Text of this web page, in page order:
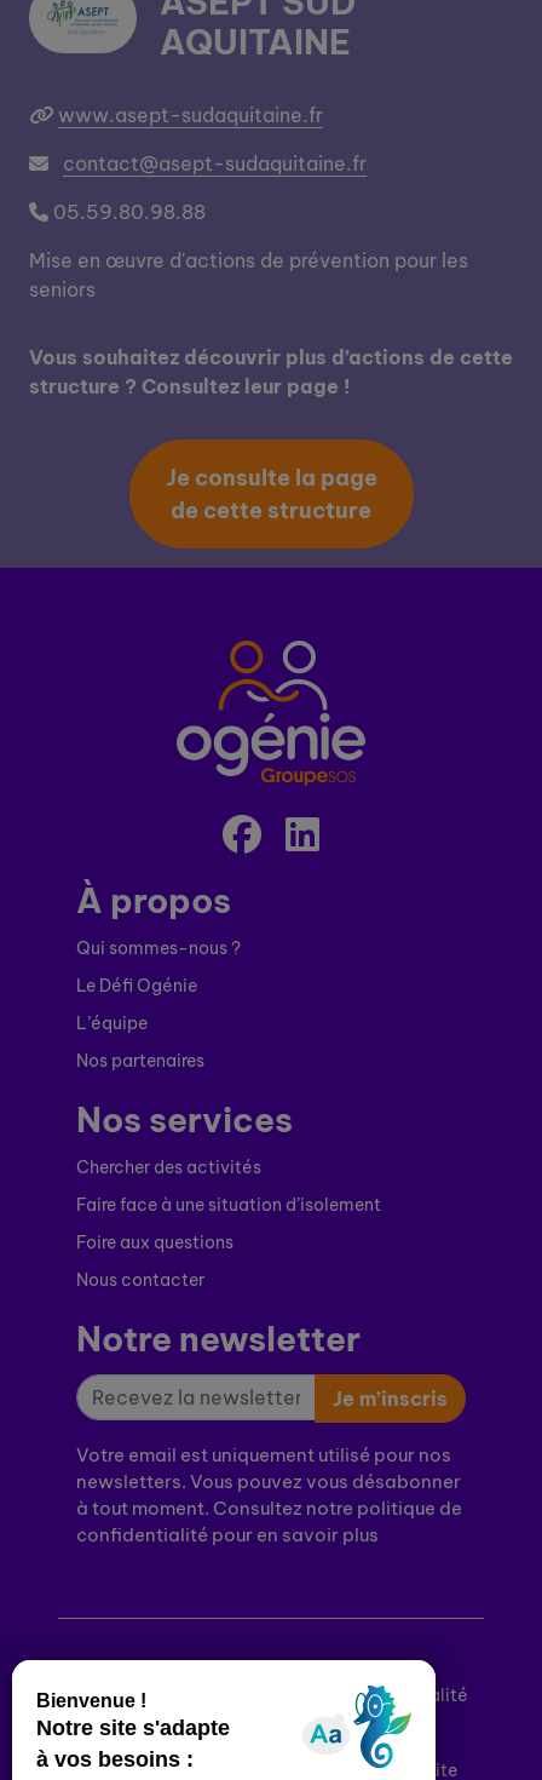
AQUITAINE
www.asept-sudaquitaine.fr
contact@asept-sudaquitaine.fr
05.59.80.98.88
Mise en œuvre d'actions de prévention pour les
seniors
Vous souhaitez découvrir plus d’actions de cette
structure ? Consultez leur page !
Je consulte la page
de cette structure
À propos
Qui sommes-nous ?
Le Défi Ogénie
L’équipe
Nos partenaires
Nos services
Chercher des activités
Faire face à une situation d’isolement
Foire aux questions
Nous contacter
Notre newsletter
Je m’inscris
Votre email est uniquement utilisé pour nos
newsletters. Vous pouvez vous désabonner
à tout moment. Consultez notre politique de
confidentialité pour en savoir plus
Mentions légales
Politique de confidentialité
Conditions générales d’utilisation
Déclaration d’accessibilité
Plan du site